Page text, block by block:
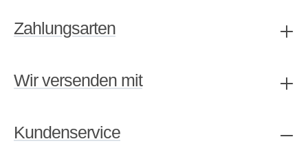
Zahlungsarten
Wir versenden mit
Kundenservice